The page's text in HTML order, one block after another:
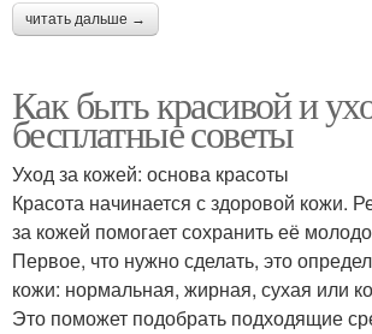
читать дальше →
Как быть красивой и
бесплатные советы
Уход за кожей: основа красоты
Красота начинается с здоровой кожи.
за кожей помогает сохранить её
Первое, что нужно сделать, это
кожи: нормальная, жирная, сухая или
Это поможет подобрать подходящие